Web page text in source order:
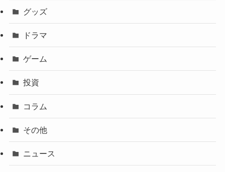
グッズ
ドラマ
ゲーム
投資
コラム
その他
ニュース